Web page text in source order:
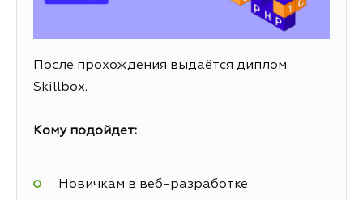
После прохождения выдаётся диплом
Skillbox.
Кому подойдет:
Новичкам в веб-разработке